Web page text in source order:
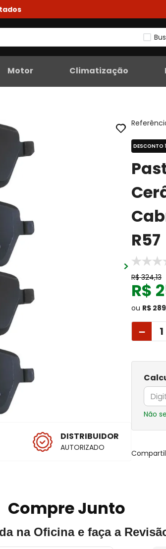
Motor Climatização
DISTRIBUIDOR
AUTORIZADO
DESCONTO
R57
R$ 324,13
R$
ou R$
－
Não
Compre Junto
na Oficina e faça a